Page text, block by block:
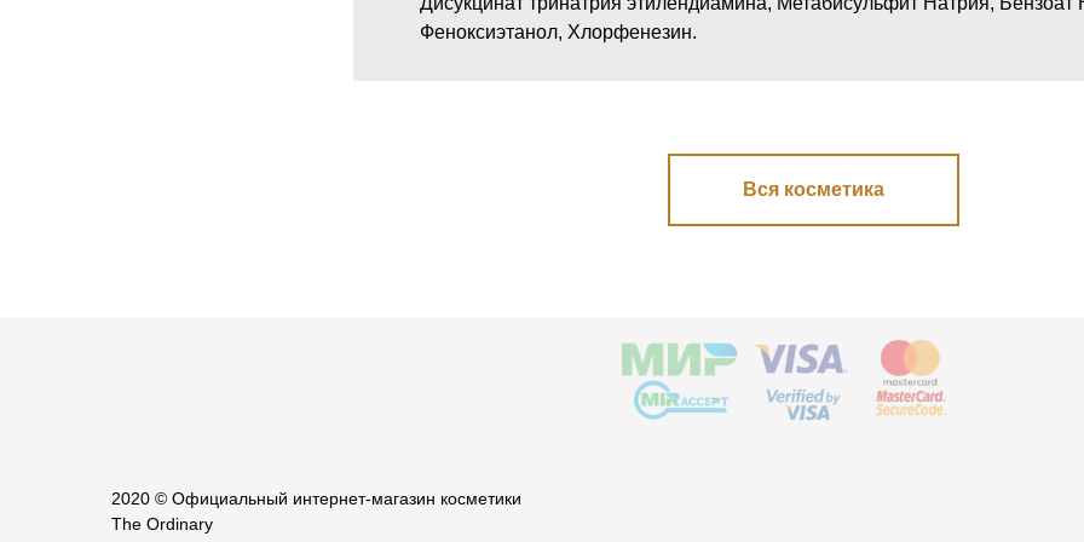
Феноксиэтанол, Хлорфенезин.
Вся косметика
2020 © Официальный интернет-магазин косметики
The Ordinary